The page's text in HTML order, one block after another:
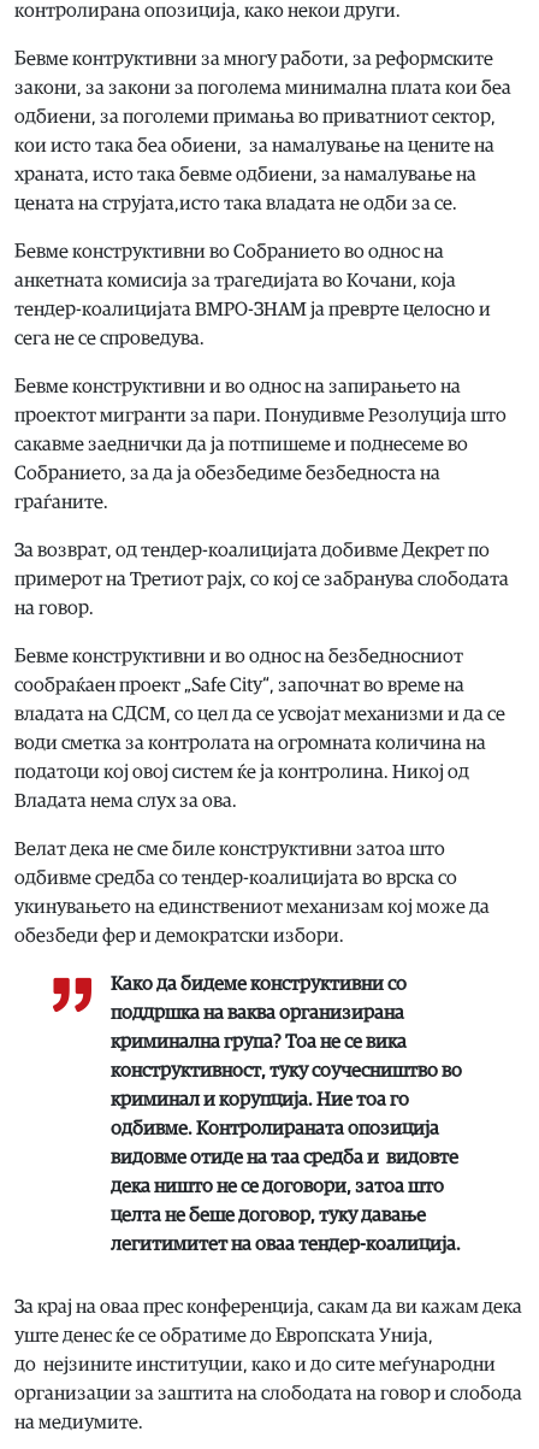
контролирана опозиција, како некои други.
Бевме контруктивни за многу работи, за реформските
закони, за закони за поголема минимална плата кои беа
одбиени, за поголеми примања во приватниот сектор,
кои исто така беа обиени, за намалување на цените на
храната, исто така бевме одбиени, за намалување на
цената на струјата,исто така владата не одби за се.
Бевме конструктивни во Собранието во однос на
анкетната комисија за трагедијата во Кочани, која
тендер-коалицијата ВМРО-ЗНАМ ја преврте целосно и
сега не се спроведува.
Бевме конструктивни и во однос на запирањето на
проектот мигранти за пари. Понудивме Резолуција што
сакавме заеднички да ја потпишеме и поднесеме во
Собранието, за да ја обезбедиме безбедноста на
граѓаните.
За возврат, од тендер-коалицијата добивме Декрет по
примерот на Третиот рајх, со кој се забранува слободата
на говор.
Бевме конструктивни и во однос на безбедносниот
сообраќаен проект „Safe City“, започнат во време на
владата на СДСМ, со цел да се усвојат механизми и да се
води сметка за контролата на огромната количина на
податоци кој овој систем ќе ја контролина. Никој од
Владата нема слух за ова.
Велат дека не сме биле конструктивни затоа што
одбивме средба со тендер-коалицијата во врска со
укинувањето на единствениот механизам кој може да
обезбеди фер и демократски избори.
Како да бидеме конструктивни со
поддршка на ваква организирана
криминална група? Тоа не се вика
конструктивност, туку соучесништво во
криминал и корупција. Ние тоа го
одбивме. Контролираната опозиција
видовме отиде на таа средба и видовте
дека ништо не се договори, затоа што
целта не беше договор, туку давање
легитимитет на оваа тендер-коалиција.
За крај на оваа прес конференција, сакам да ви кажам дека
уште денес ќе се обратиме до Европската Унија,
до нејзините институции, како и до сите меѓународни
организации за заштита на слободата на говор и слобода
на медиумите.